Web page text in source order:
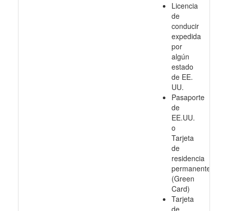
Licencia
de
conducir
expedida
por
algún
estado
de EE.
UU.
Pasaporte
de
EE.UU.
o
Tarjeta
de
residencia
permanente
(Green
Card)
Tarjeta